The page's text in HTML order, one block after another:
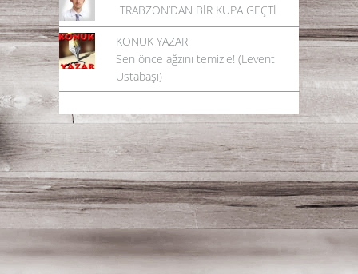
TRABZON’DAN BİR KUPA GEÇTİ
KONUK YAZAR
Sen önce ağzını temizle! (Levent
Ustabaşı)